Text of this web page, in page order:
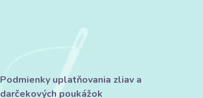
Podmienky uplatňovania zliav a
darčekových poukážok